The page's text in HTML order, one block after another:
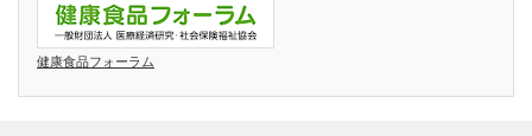
健康食品フォーラム